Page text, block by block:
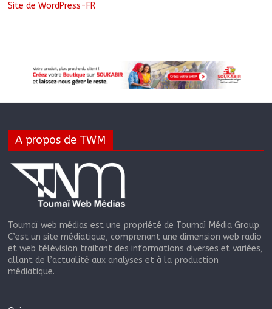
Site de WordPress-FR
A propos de TWM
Toumaï web médias est une propriété de Toumaï Média Group.
C’est un site médiatique, comprenant une dimension web radio
et web télévision traitant des informations diverses et variées,
allant de l’actualité aux analyses et à la production
médiatique.